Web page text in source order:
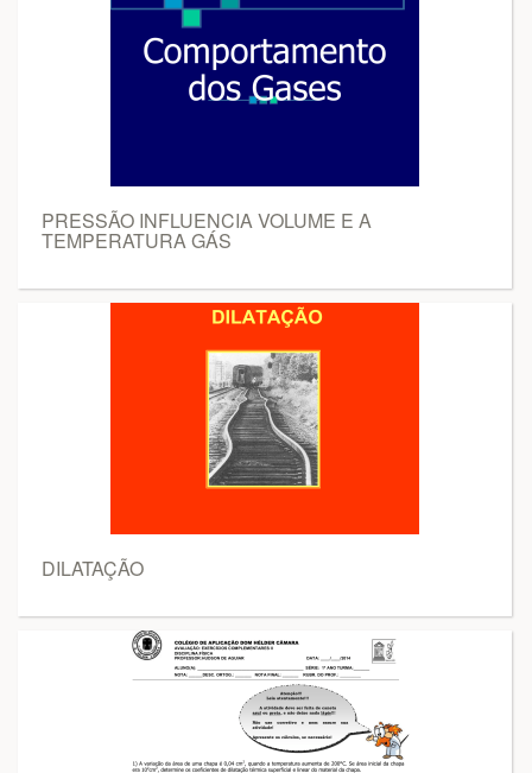
PRESSÃO INFLUENCIA VOLUME E A
TEMPERATURA GÁS
DILATAÇÃO